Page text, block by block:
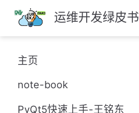
跳
至
主
要
內
运维开发绿皮书
主页
note-book
PyQt5快速上手-王铭东